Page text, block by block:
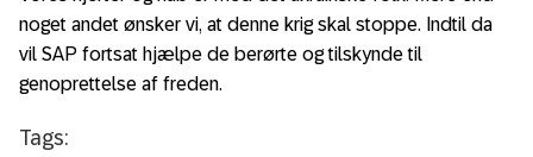
noget andet ønsker vi, at denne krig skal stoppe. Indtil da
vil SAP fortsat hjælpe de berørte og tilskynde til
genoprettelse af freden.
Tags: